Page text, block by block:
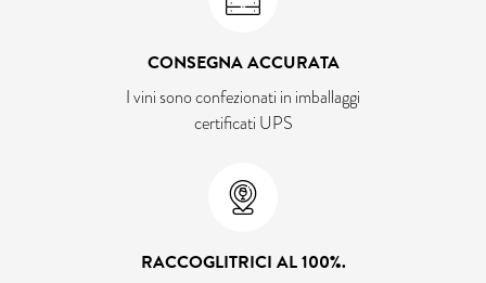
CONSEGNA ACCURATA
I vini sono confezionati in imballaggi
certificati UPS
RACCOGLITRICI AL 100%.